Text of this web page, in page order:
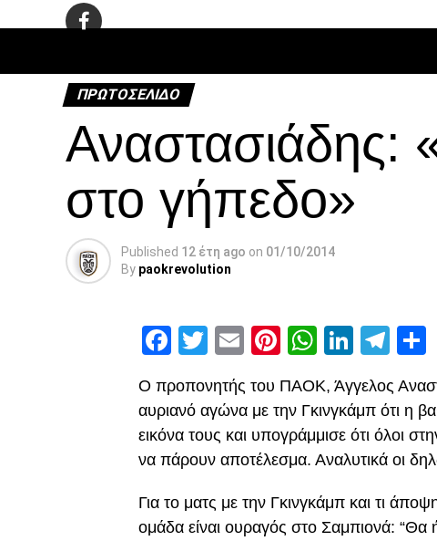
ΠΡΩΤΟΣΈΛΙΔΟ
Αναστασιάδης:
στο γήπεδο»
Published 12 έτη ago on 01/10/2014
By paokrevolution
Facebook
Twitter
EmailPinterest
WhatsApp
Ο προπονητής του ΠΑΟΚ, Άγγελος
αυριανό αγώνα με την Γκινγκάμπ ότι η
εικόνα τους και υπογράμμισε ότι όλοι
να πάρουν αποτέλεσμα. Αναλυτικά οι
Για το ματς με την Γκινγκάμπ και τι
ομάδα είναι ουραγός στο Σαμπιονά: “Θα